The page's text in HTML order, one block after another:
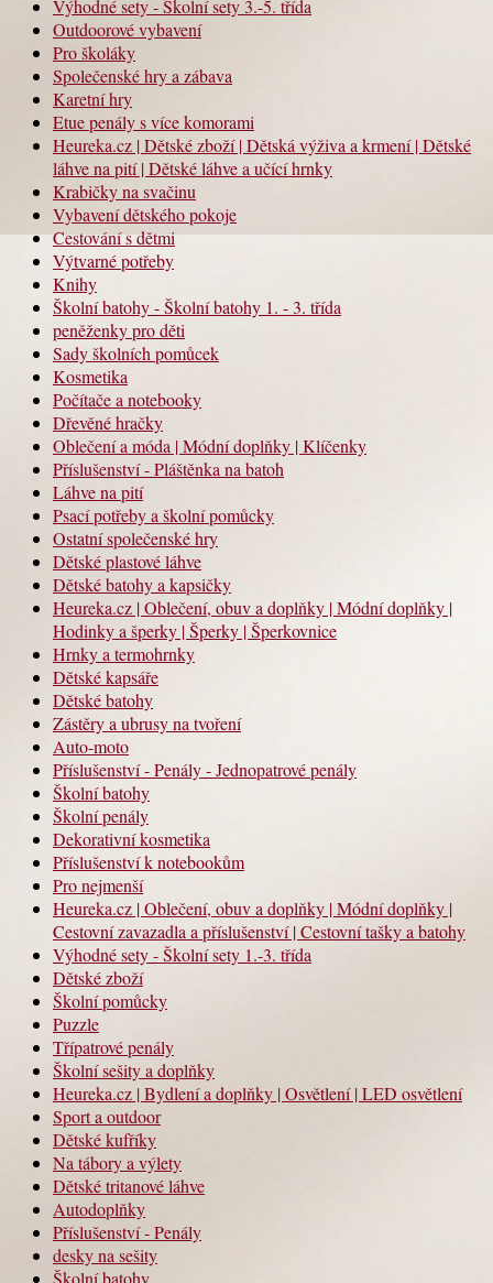
Výhodné sety - Školní sety 3.-5. třída
Outdoorové vybavení
Pro školáky
Společenské hry a zábava
Karetní hry
Etue penály s více komorami
Heureka.cz | Dětské zboží | Dětská výživa a krmení | Dětské
láhve na pití | Dětské láhve a učící hrnky
Krabičky na svačinu
Vybavení dětského pokoje
Cestování s dětmi
Výtvarné potřeby
Knihy
Školní batohy - Školní batohy 1. - 3. třída
peněženky pro děti
Sady školních pomůcek
Kosmetika
Počítače a notebooky
Dřevěné hračky
Oblečení a móda | Módní doplňky | Klíčenky
Příslušenství - Pláštěnka na batoh
Láhve na pití
Psací potřeby a školní pomůcky
Ostatní společenské hry
Dětské plastové láhve
Dětské batohy a kapsičky
Heureka.cz | Oblečení, obuv a doplňky | Módní doplňky |
Hodinky a šperky | Šperky | Šperkovnice
Hrnky a termohrnky
Dětské kapsáře
Dětské batohy
Zástěry a ubrusy na tvoření
Auto-moto
Příslušenství - Penály - Jednopatrové penály
Školní batohy
Školní penály
Dekorativní kosmetika
Příslušenství k notebookům
Pro nejmenší
Heureka.cz | Oblečení, obuv a doplňky | Módní doplňky |
Cestovní zavazadla a příslušenství | Cestovní tašky a batohy
Výhodné sety - Školní sety 1.-3. třída
Dětské zboží
Školní pomůcky
Puzzle
Třípatrové penály
Školní sešity a doplňky
Heureka.cz | Bydlení a doplňky | Osvětlení | LED osvětlení
Sport a outdoor
Dětské kufříky
Na tábory a výlety
Dětské tritanové láhve
Autodoplňky
Příslušenství - Penály
desky na sešity
Školní batohy